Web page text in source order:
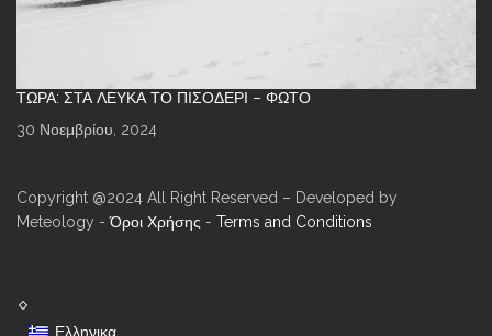
ΤΏΡΑ: ΣΤΑ ΛΕΥΚΆ ΤΟ ΠΙΣΟΔΈΡΙ – ΦΩΤΌ
30 Νοεμβρίου, 2024
Copyright @2024 All Right Reserved – Developed by
Meteology -Όροι Χρήσης - Terms and Conditions
Ελληνικα